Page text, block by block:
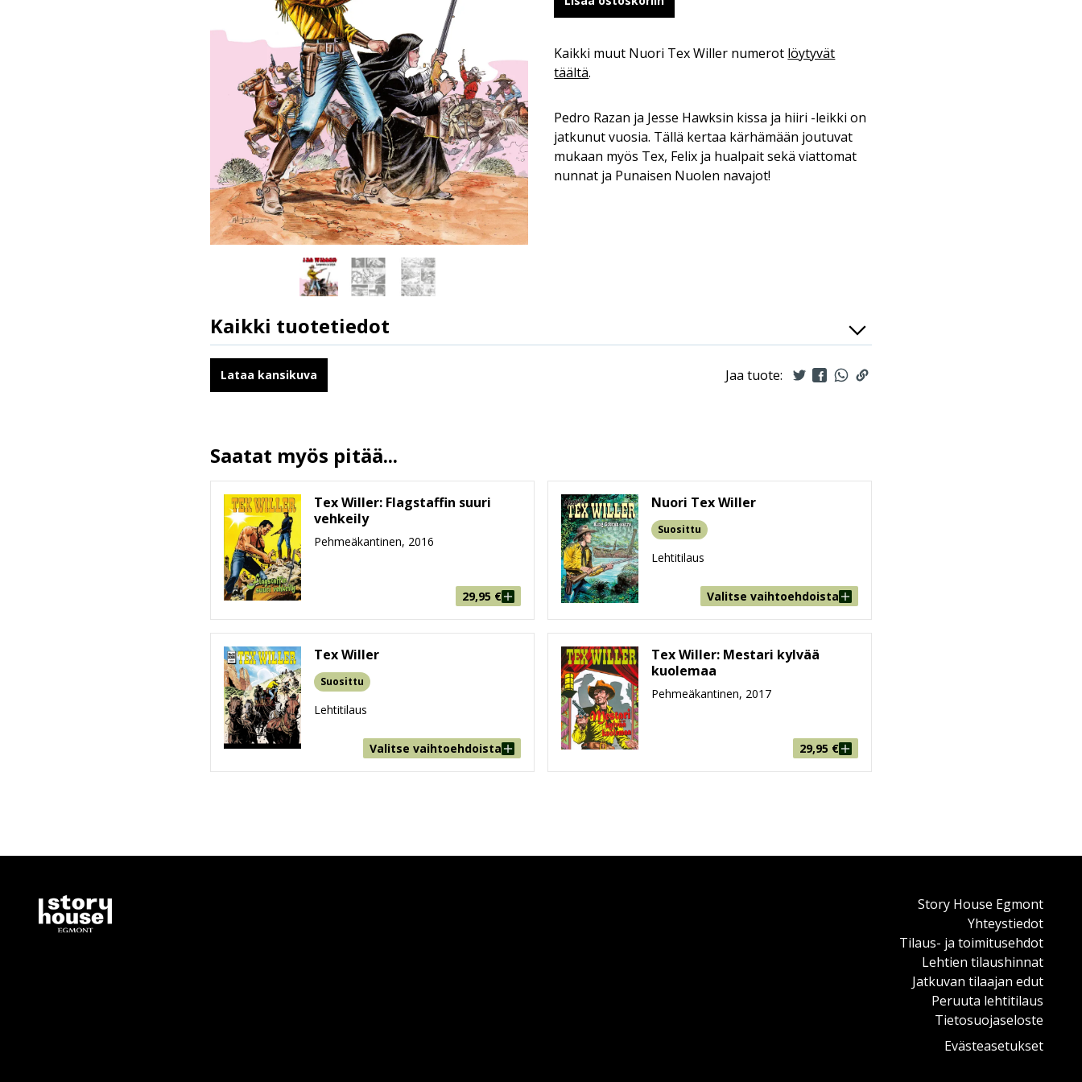
Kaikki muut Nuori Tex Willer numerot löytyvät
täältä.
Pedro Razan ja Jesse Hawksin kissa ja hiiri -leikki on
jatkunut vuosia. Tällä kertaa kärhämään joutuvat
mukaan myös Tex, Felix ja hualpait sekä viattomat
nunnat ja Punaisen Nuolen navajot!
Kaikki tuotetiedot
Ilmestymispäivä
2.1.2025
ALV
Sivumäärä
Paino
Ikäryhmä
9-99
Lataa kansikuva Jaa tuote:
Saatat myös pitää...
Tex Willer: Flagstaffin suuri
vehkeily
Pehmeäkantinen, 2016
29,95 €
Nuori Tex Willer
Suosittu
Lehtitilaus
Valitse vaihtoehdoista
Tex Willer
Suosittu
Lehtitilaus
Valitse vaihtoehdoista
Tex Willer: Mestari kylvää
kuolemaa
Pehmeäkantinen, 2017
29,95 €
Story House Egmont
Yhteystiedot
Tilaus- ja toimitusehdot
Lehtien tilaushinnat
Jatkuvan tilaajan edut
Peruuta lehtitilaus
Tietosuojaseloste
Evästeasetukset